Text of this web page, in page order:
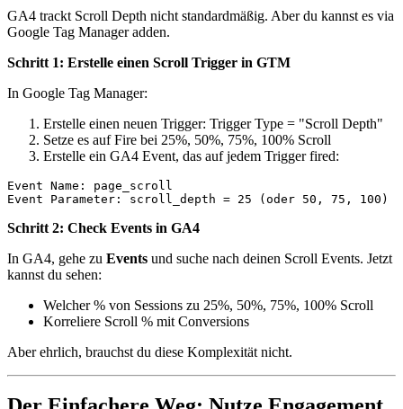
GA4 trackt Scroll Depth nicht standardmäßig. Aber du kannst es via
Google Tag Manager adden.
Schritt 1: Erstelle einen Scroll Trigger in GTM
In Google Tag Manager:
Erstelle einen neuen Trigger: Trigger Type = "Scroll Depth"
Setze es auf Fire bei 25%, 50%, 75%, 100% Scroll
Erstelle ein GA4 Event, das auf jedem Trigger fired:
Event Name: page_scroll
Schritt 2: Check Events in GA4
In GA4, gehe zu Events und suche nach deinen Scroll Events. Jetzt
kannst du sehen:
Welcher % von Sessions zu 25%, 50%, 75%, 100% Scroll
Korreliere Scroll % mit Conversions
Aber ehrlich, brauchst du diese Komplexität nicht.